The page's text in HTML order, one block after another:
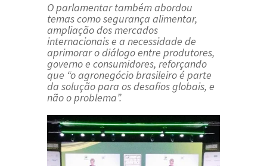
O parlamentar também abordou
temas como segurança alimentar,
ampliação dos mercados
internacionais e a necessidade de
aprimorar o diálogo entre produtores,
governo e consumidores, reforçando
que “o agronegócio brasileiro é parte
da solução para os desafios globais, e
não o problema”.